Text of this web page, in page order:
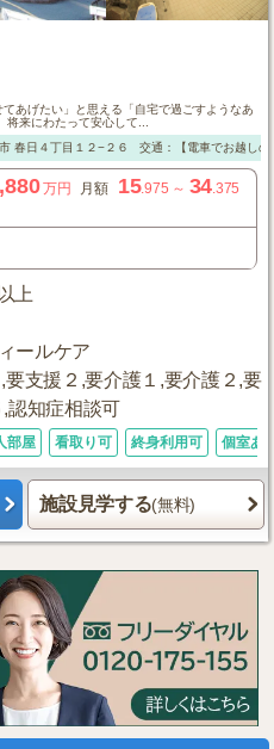
あげたい」と思える「自宅で過ごすようなあ
来にわたって安心して...
春日４丁目１２−２６ 交通：【電車でお越しの
万円 月額 15.975 ～ 34.375
上
ールケア
要支援２,要介護１,要介護２,要
認知症相談可
部屋 看取り可 終身利用可 個室あ
施設見学する(無料)